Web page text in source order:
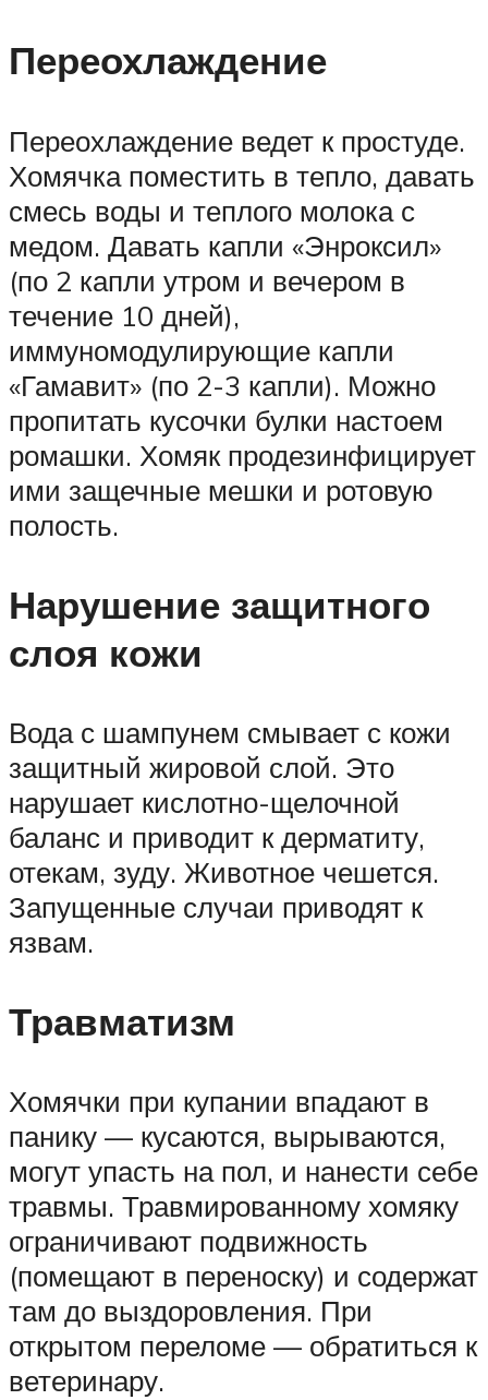
Переохлаждение
Переохлаждение ведет к простуде.
Хомячка поместить в тепло, давать
смесь воды и теплого молока с
медом. Давать капли «Энроксил»
(по 2 капли утром и вечером в
течение 10 дней),
иммуномодулирующие капли
«Гамавит» (по 2-3 капли). Можно
пропитать кусочки булки настоем
ромашки. Хомяк продезинфицирует
ими защечные мешки и ротовую
полость.
Нарушение защитного
слоя кожи
Вода с шампунем смывает с кожи
защитный жировой слой. Это
нарушает кислотно-щелочной
баланс и приводит к дерматиту,
отекам, зуду. Животное чешется.
Запущенные случаи приводят к
язвам.
Травматизм
Хомячки при купании впадают в
панику — кусаются, вырываются,
могут упасть на пол, и нанести себе
травмы. Травмированному хомяку
ограничивают подвижность
(помещают в переноску) и содержат
там до выздоровления. При
открытом переломе — обратиться к
ветеринару.